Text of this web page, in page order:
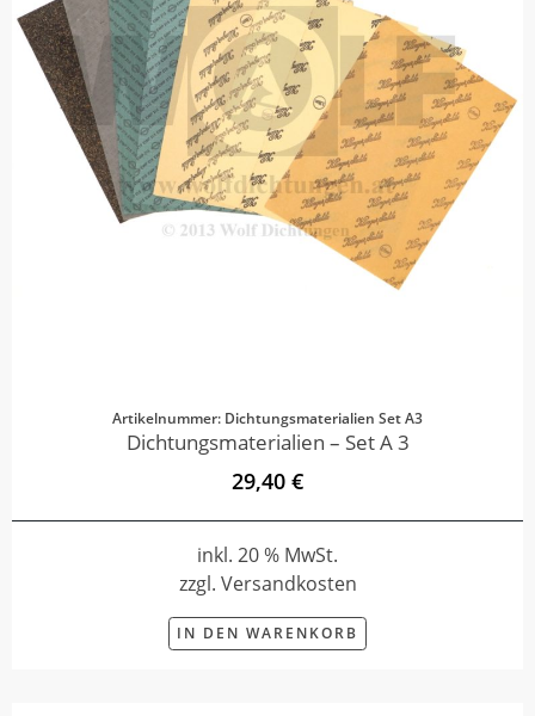
Artikelnummer: Dichtungsmaterialien Set A3
Dichtungsmaterialien – Set A 3
29,40 €
inkl. 20 % MwSt.
zzgl. Versandkosten
IN DEN WARENKORB